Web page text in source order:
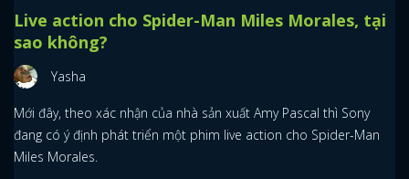
Live action cho Spider-Man Miles Morales, tại
sao không?
Yasha
Mới đây, theo xác nhận của nhà sản xuất Amy Pascal thì Sony
đang có ý định phát triển một phim live action cho Spider-Man
Miles Morales.